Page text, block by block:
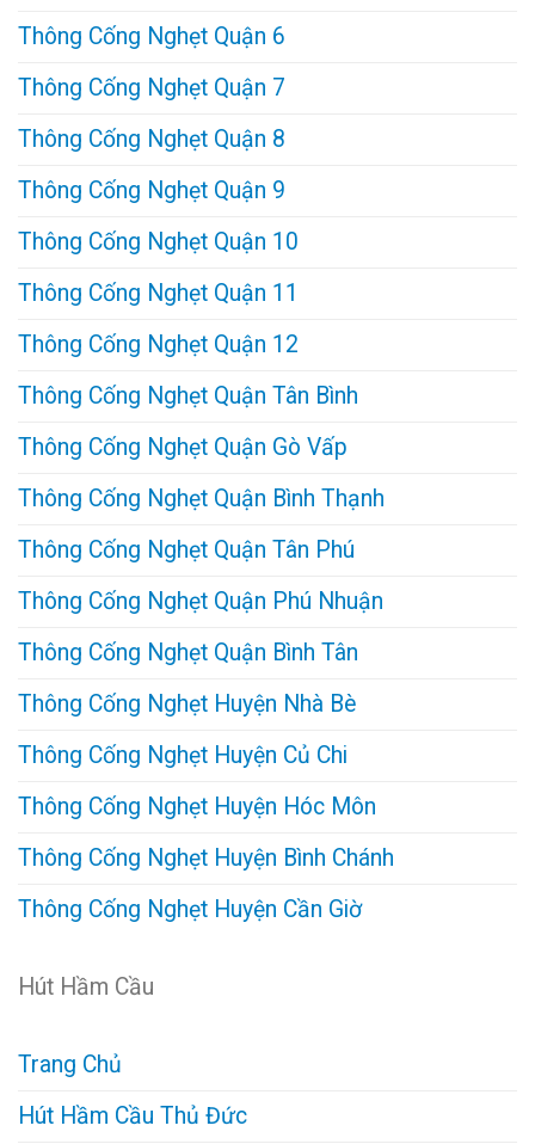
Thông Cống Nghẹt Quận 6
Thông Cống Nghẹt Quận 7
Thông Cống Nghẹt Quận 8
Thông Cống Nghẹt Quận 9
Thông Cống Nghẹt Quận 10
Thông Cống Nghẹt Quận 11
Thông Cống Nghẹt Quận 12
Thông Cống Nghẹt Quận Tân Bình
Thông Cống Nghẹt Quận Gò Vấp
Thông Cống Nghẹt Quận Bình Thạnh
Thông Cống Nghẹt Quận Tân Phú
Thông Cống Nghẹt Quận Phú Nhuận
Thông Cống Nghẹt Quận Bình Tân
Thông Cống Nghẹt Huyện Nhà Bè
Thông Cống Nghẹt Huyện Củ Chi
Thông Cống Nghẹt Huyện Hóc Môn
Thông Cống Nghẹt Huyện Bình Chánh
Thông Cống Nghẹt Huyện Cần Giờ
Hút Hầm Cầu
Trang Chủ
Hút Hầm Cầu Thủ Đức